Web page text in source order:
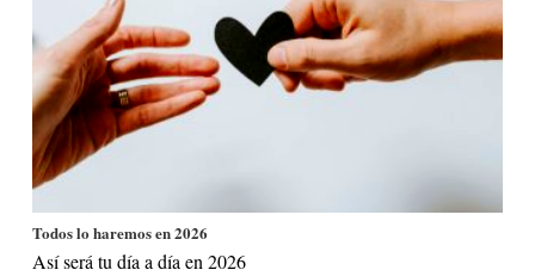
Todos lo haremos en 2026
Así será tu día a día en 2026